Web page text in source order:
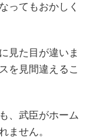
ってもおかしく
見た目が違いま
を見間違えるこ
、武臣がホーム
ません。